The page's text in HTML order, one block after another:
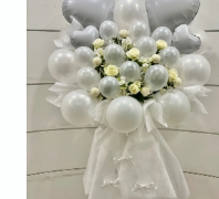
仕入れ状況により花材は変動い
たしますので
何卒ご了承ください。